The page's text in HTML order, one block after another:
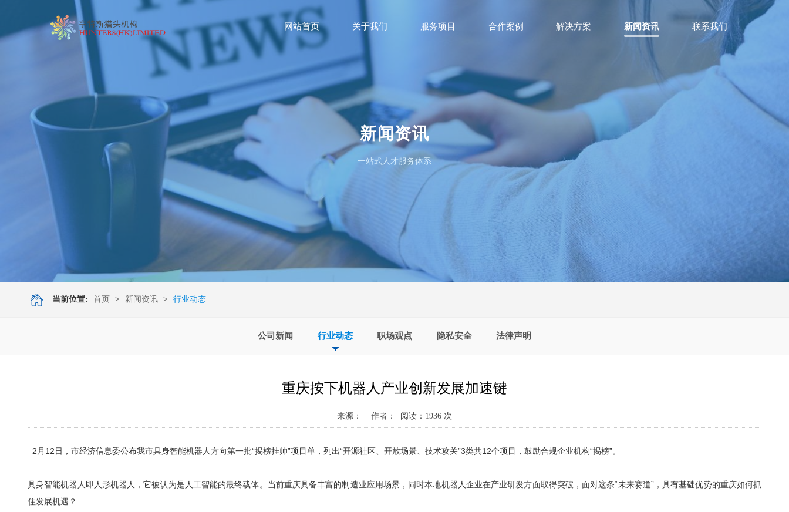
新闻资讯
一站式人才服务体系
网站首页 关于我们 服务项目 合作案例 解决方案 新闻资讯 联系我们
当前位置: 首页 > 新闻资讯 > 行业动态
公司新闻 行业动态 职场观点 隐私安全 法律声明
重庆按下机器人产业创新发展加速键
来源： 作者： 阅读：1936 次
2月12日，市经济信息委公布我市具身智能机器人方向第一批“揭榜挂帅”项目单，列出“开源社区、开放场景、技术攻关”3类共12个项目，鼓励合规企业机构“揭榜”。
具身智能机器人 即人形机器人，它被认为是人工智能的最终载体。当前重庆具备丰富的制造业应用场景，同时本地机器人企业在产业研发方面取得突破，面对这条“未来赛道”，具有基础优势的重庆如何抓
住发展机遇？